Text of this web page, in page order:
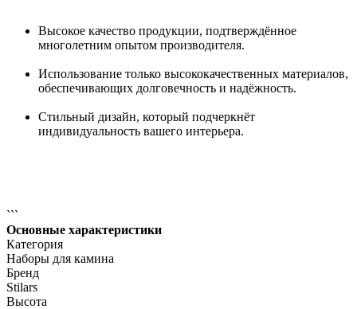
Высокое качество продукции, подтверждённое
многолетним опытом производителя.
Использование только высококачественных материалов,
обеспечивающих долговечность и надёжность.
Стильный дизайн, который подчеркнёт
индивидуальность вашего интерьера.
```
Основные характеристики
Категория
Наборы для камина
Бренд
Stilars
Высота